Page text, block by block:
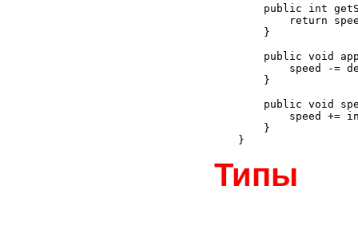
public int
return
    }
public void
speed -=
    }
public void
speed +=
    }
Типы